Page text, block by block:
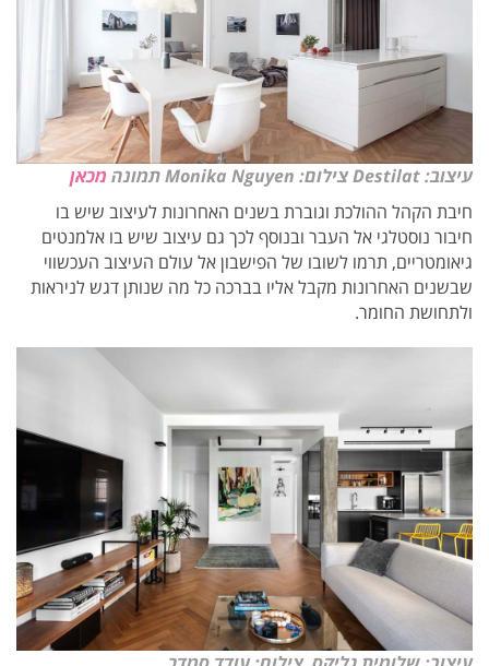
עיצוב: Destilat צילום: Monika Nguyen תמונה
מכאן
חיבת הקהל ההולכת וגוברת בשנים האחרונות לעיצוב שיש בו
חיבור נוסטלגי אל העבר ובנוסף לכך גם עיצוב שיש בו אלמנטים
גיאומטריים, תרמו לשובו של הפישבון אל עולם העיצוב העכשווי
שבשנים האחרונות מקבל אליו בברכה כל מה שנותן דגש לניראות
ולתחושת החומר.